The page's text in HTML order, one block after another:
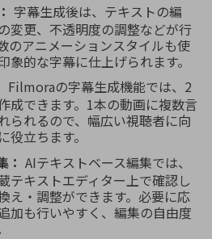
字幕生成後は、テキストの編
変更、不透明度の調整などが行
のアニメーションスタイルも使
象的な字幕に仕上げられます。
Filmoraの字幕生成機能では、2
成できます。1本の動画に複数言
られるので、幅広い視聴者に向
役立ちます。
： AIテキストベース編集では、
テキストエディター上で確認し
え・調整ができます。必要に応
加も行いやすく、編集の自由度